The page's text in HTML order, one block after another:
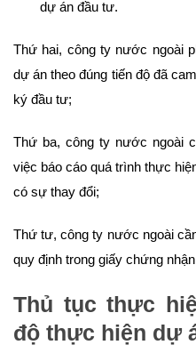
dự án đầu tư.
Thứ hai, công ty nước ngoài
dự án theo đúng tiến độ đã
ký đầu tư;
Thứ ba, công ty nước ngoài
việc báo cáo quá trình thực
có sự thay đổi;
Thứ tư, công ty nước ngoài
quy định trong giấy chứng
Thủ tục thực
độ thực hiện dự